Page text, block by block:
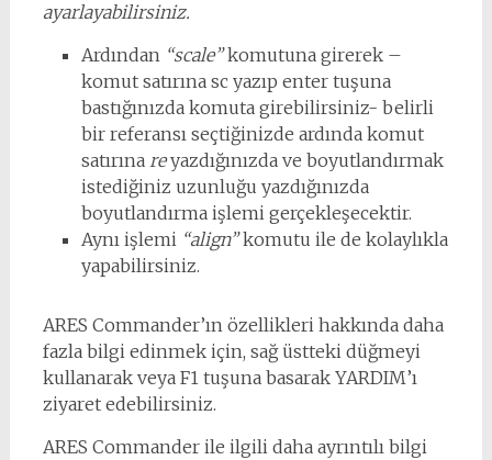
ayarlayabilirsiniz.
Ardından “scale”komutuna girerek –
komut satırına sc yazıp enter tuşuna
bastığınızda komuta girebilirsiniz- belirli
bir referansı seçtiğinizde ardında komut
satırına reyazdığınızda ve boyutlandırmak
istediğiniz uzunluğu yazdığınızda
boyutlandırma işlemi gerçekleşecektir.
Aynı işlemi “align”komutu ile de kolaylıkla
yapabilirsiniz.
ARES Commander’ın özellikleri hakkında daha
fazla bilgi edinmek için, sağ üstteki düğmeyi
kullanarak veya F1 tuşuna basarak YARDIM’ı
ziyaret edebilirsiniz.
ARES Commander ile ilgili daha ayrıntılı bilgi